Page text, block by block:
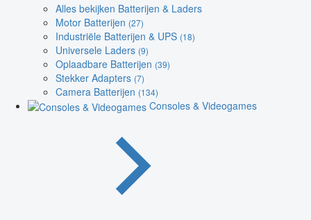
Alles bekijken Batterijen & Laders
Motor Batterijen (27)
Industriële Batterijen & UPS (18)
Universele Laders (9)
Oplaadbare Batterijen (39)
Stekker Adapters (7)
Camera Batterijen (134)
Consoles & Videogames